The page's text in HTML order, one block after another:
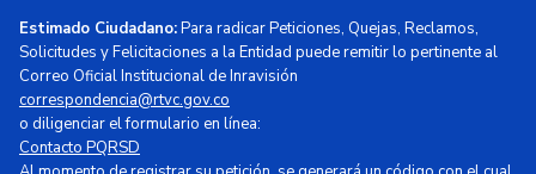
Estimado Ciudadano:Para radicar Peticiones, Quejas, Reclamos,
Solicitudes y Felicitaciones a la Entidad puede remitir lo pertinente al
Correo Oficial Institucional de Inravisión
correspondencia@rtvc.gov.co
o diligenciar el formulario en línea:
Contacto PQRSD